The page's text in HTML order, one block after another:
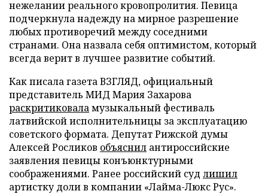
нежелании реального кровопролития. Певица
подчеркнула надежду на мирное разрешение
любых противоречий между соседними
странами. Она назвала себя оптимистом, который
всегда верит в лучшее развитие событий.
Как писала газета ВЗГЛЯД, официальный
представитель МИД Мария Захарова
раскритиковаламузыкальный фестиваль
латвийской исполнительницы за эксплуатацию
советского формата. Депутат Рижской думы
Алексей Росликов объяснил антироссийские
заявления певицы конъюнктурными
соображениями. Ранее российский суд лишил
артистку доли в компании «Лайма-Люкс Рус».